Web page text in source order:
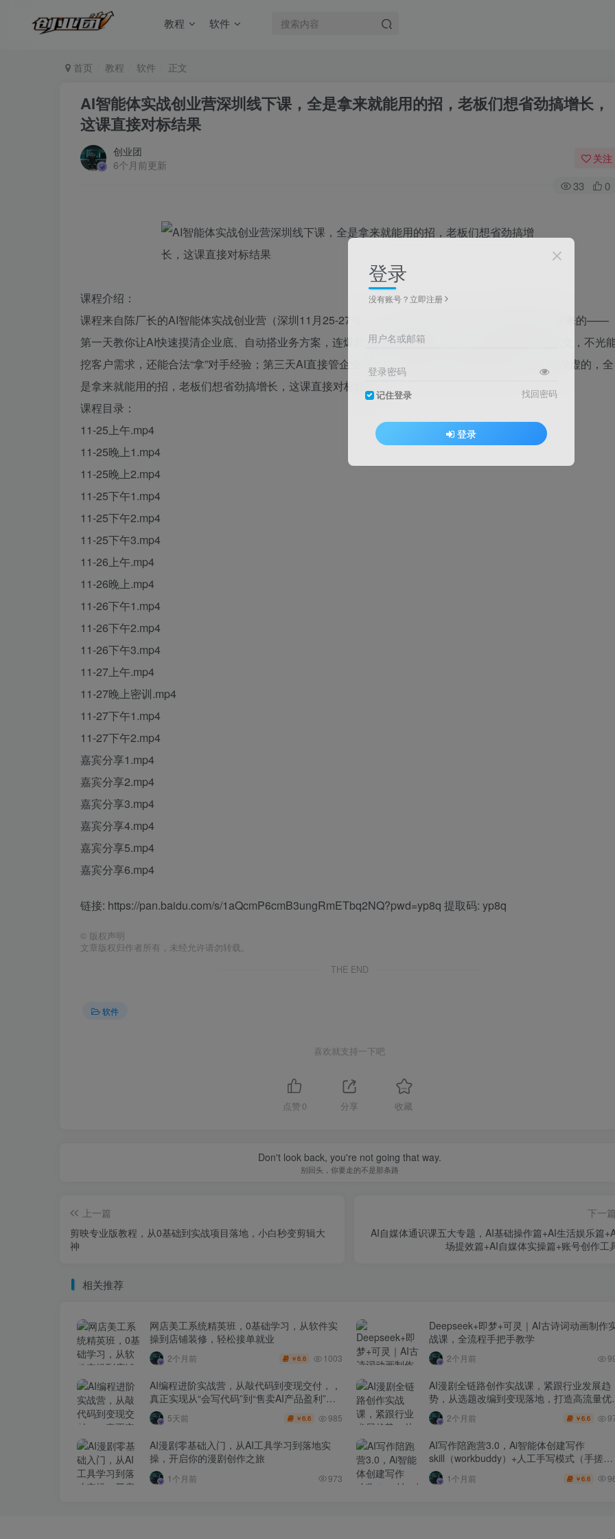
教程 软件
首页 教程 软件 正文
AI智能体实战创业营深圳线下课，全是拿来就能用的招，老板们想省劲搞增长，
这课直接对标结果
创业团
6个月前更新
关注
33 0
课程介绍：
课程来自陈厂长的AI智能体实战创业营（深圳11月25-27号）。这门3天AI课，是陈厂长带着实战干货来的——
第一天教你让AI快速摸清企业底、自动搭业务方案，连爆款内容都能批量出；第二天直接练AI主动成交，不光
挖客户需求，还能合法“拿”对手经验；第三天AI直接管企业降本，最后带你摸透智能体的商机。全程没虚的，全
是拿来就能用的招，老板们想省劲搞增长，这课直接对标结果。
课程目录：
11-25上午.mp4
11-25晚上1.mp4
11-25晚上2.mp4
11-25下午1.mp4
11-25下午2.mp4
11-25下午3.mp4
11-26上午.mp4
11-26晚上.mp4
11-26下午1.mp4
11-26下午2.mp4
11-26下午3.mp4
11-27上午.mp4
11-27晚上密训.mp4
11-27下午1.mp4
11-27下午2.mp4
嘉宾分享1.mp4
嘉宾分享2.mp4
嘉宾分享3.mp4
嘉宾分享4.mp4
嘉宾分享5.mp4
嘉宾分享6.mp4
链接: https://pan.baidu.com/s/1aQcmP6cmB3ungRmETbq2NQ?pwd=yp8q 提取码: yp8q
© 版权声明
文章版权归作者所有，未经允许请勿转载。
THE END
软件
喜欢就支持一下吧
点赞 0 分享 收藏
Don't look back, you're not going that way.
别回头，你要走的不是那条路
上一篇
剪映专业版教程，从0基础到实战项目落地，小白秒变剪辑大
神
下一
AI自媒体通识课五大专题，AI基础操作篇+AI生活娱乐篇
场提效篇+AI自媒体实操篇+账号创作工
相关推荐
网店美工系统精英班，0基础学习，从软件实
操到店铺装修，轻松接单就业
2个月前 ￥6.6 1003
Deepseek+即梦+可灵｜AI古诗词动画制作
战课，全流程手把手教学
2个月前
AI编程进阶实战营，从敲代码到变现交付，，
真正实现从“会写代码”到“售卖AI产品盈利”的
跨越
5天前 ￥6.6 985
AI漫剧全链路创作实战课，紧跟行业发展趋
势，从选题改编到变现落地，打造高流量优
作品
2个月前 ￥6.6
AI漫剧零基础入门，从AI工具学习到落地实
操，开启你的漫剧创作之旅
1个月前 973
AI写作陪跑营3.0，Ai智能体创建写作
skill（workbuddy）+人工手写模式（手搓模
式），去除AI痕迹（头条号、公众号、百家
号） 1个月前 ￥6.6
登录
没有账号？立即注册
用户名或邮箱
登录密码
记住登录 找回密码
登录